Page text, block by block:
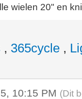
wielen 20" en
, 365cycle ,
10:15 PM (Dit